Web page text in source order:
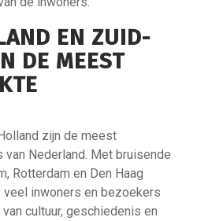
EN ZUID-
DE MEEST
zijn de meest
Nederland. Met bruisende
Rotterdam en Den Haag
inwoners en bezoekers
cultuur, geschiedenis en